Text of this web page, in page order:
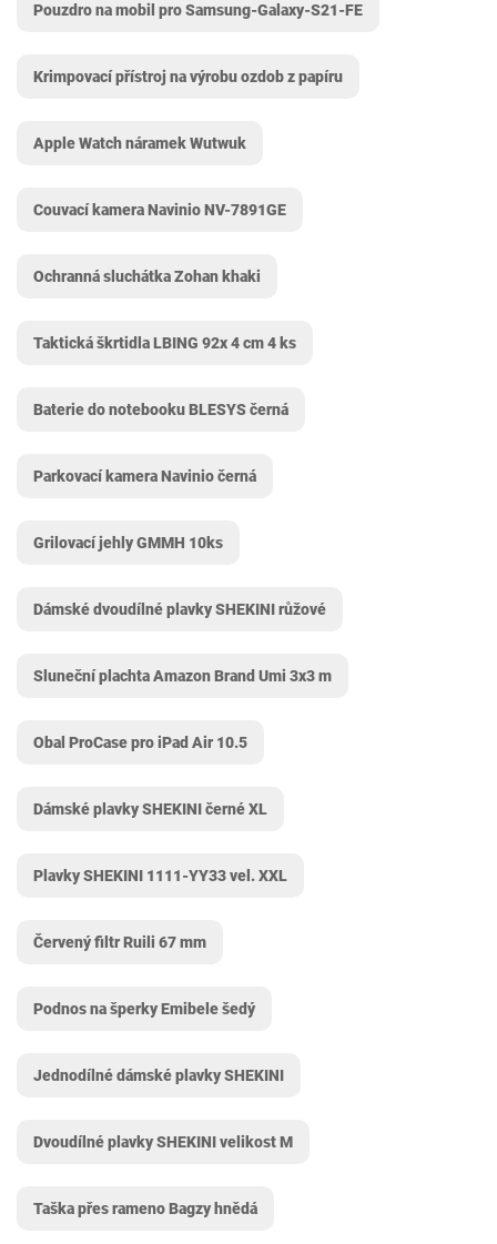
Pouzdro na mobil pro Samsung-Galaxy-S21-FE
Krimpovací přístroj na výrobu ozdob z papíru
Apple Watch náramek Wutwuk
Couvací kamera Navinio NV-7891GE
Ochranná sluchátka Zohan khaki
Taktická škrtidla LBING 92x 4 cm 4 ks
Baterie do notebooku BLESYS černá
Parkovací kamera Navinio černá
Grilovací jehly GMMH 10ks
Dámské dvoudílné plavky SHEKINI růžové
Sluneční plachta Amazon Brand Umi 3x3 m
Obal ProCase pro iPad Air 10.5
Dámské plavky SHEKINI černé XL
Plavky SHEKINI 1111-YY33 vel. XXL
Červený filtr Ruili 67 mm
Podnos na šperky Emibele šedý
Jednodílné dámské plavky SHEKINI
Dvoudílné plavky SHEKINI velikost M
Taška přes rameno Bagzy hnědá